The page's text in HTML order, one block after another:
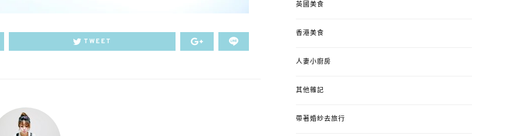
TWEET
英國美食
香港美食
人妻小廚房
其他雜記
帶著婚紗去旅行